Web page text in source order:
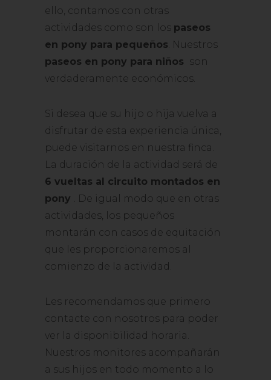
ello, contamos con otras
actividades como son los paseos
en pony para pequeños . Nuestros
paseos en pony para niños son
verdaderamente económicos.
Si desea que su hijo o hija vuelva a
disfrutar de esta experiencia única,
puede visitarnos en nuestra finca.
La duración de la actividad será de
6 vueltas al circuito montados en
pony
. De igual modo que en otras
actividades, los pequeños
montarán con casos de equitación
que les proporcionaremos al
comienzo de la actividad.
Les recomendamos que primero
contacte con nosotros para poder
ver la disponibilidad horaria.
Nuestros monitores acompañarán
a sus hijos en todo momento a lo